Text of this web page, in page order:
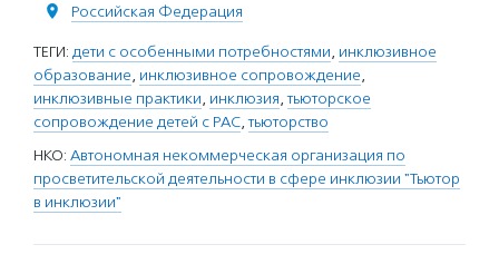
Российская Федерация
ТЕГИ: дети с особенными потребностями, инклюзивное
образование, инклюзивное сопровождение,
инклюзивные практики, инклюзия,тьюторское
сопровождение детей с РАС,тьюторство
НКО: Автономная некоммерческая организация по
просветительской деятельности в сфере инклюзии "Тьютор
в инклюзии"